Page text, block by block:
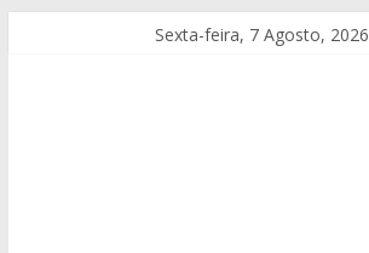
Sexta-feira, 7 Agosto, 2026